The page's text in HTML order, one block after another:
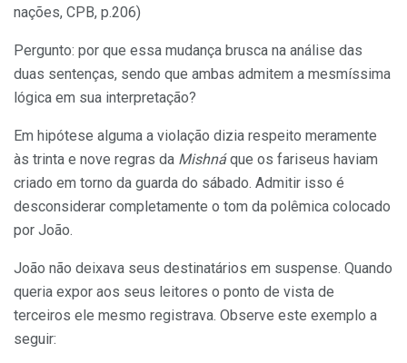
nações, CPB, p.206)
Pergunto: por que essa mudança brusca na análise das
duas sentenças, sendo que ambas admitem a mesmíssima
lógica em sua interpretação?
Em hipótese alguma a violação dizia respeito meramente
às trinta e nove regras da Mishnáque os fariseus haviam
criado em torno da guarda do sábado. Admitir isso é
desconsiderar completamente o tom da polêmica colocado
por João.
João não deixava seus destinatários em suspense. Quando
queria expor aos seus leitores o ponto de vista de
terceiros ele mesmo registrava. Observe este exemplo a
seguir: